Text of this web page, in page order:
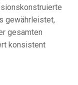
gewährleistet,
gesamten
konsistent